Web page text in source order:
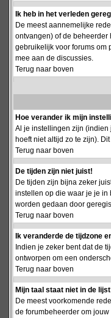
Ik heb in het verleden
De meest aannemelijke
ontvangen) of de beheerder
gebruikelijk voor forums om
mee aan de discussies.
Terug naar boven
Hoe verander ik mijn
Al je instellingen zijn
hoeft niet altijd zo te zijn).
Terug naar boven
De tijden zijn niet juist!
De tijden zijn bijna zeker
instellen op die waar je je in
worden gedaan door
Terug naar boven
Ik veranderde de tijdzone
Indien je zeker bent dat de
ontworpen om een
Terug naar boven
Mijn taal staat niet in de
De meest voorkomende
de forumbeheerder om